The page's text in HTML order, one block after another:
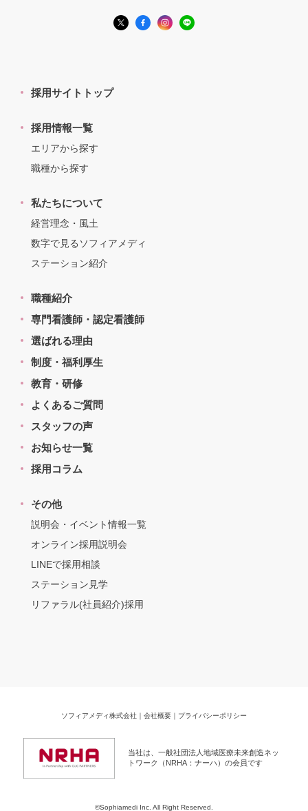
採用サイトトップ
採用情報一覧
エリアから探す
職種から探す
私たちについて
経営理念・風土
数字で見るソフィアメディ
ステーション紹介
職種紹介
専門看護師・認定看護師
選ばれる理由
制度・福利厚生
教育・研修
よくあるご質問
スタッフの声
お知らせ一覧
採用コラム
その他
説明会・イベント情報一覧
オンライン採用説明会
LINEで採用相談
ステーション見学
リファラル(社員紹介)採用
ソフィアメディ株式会社 ｜ 会社概要 ｜ プライバシーポリシー
当社は、一般社団法人地域医療未来創造ネッ
トワーク（NRHA：ナーハ）の会員です
©Sophiamedi Inc. All Right Reserved.